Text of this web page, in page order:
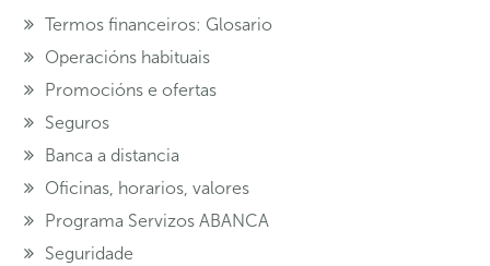
Termos financeiros: Glosario
Operacións habituais
Promocións e ofertas
Seguros
Banca a distancia
Oficinas, horarios, valores
Programa Servizos ABANCA
Seguridade